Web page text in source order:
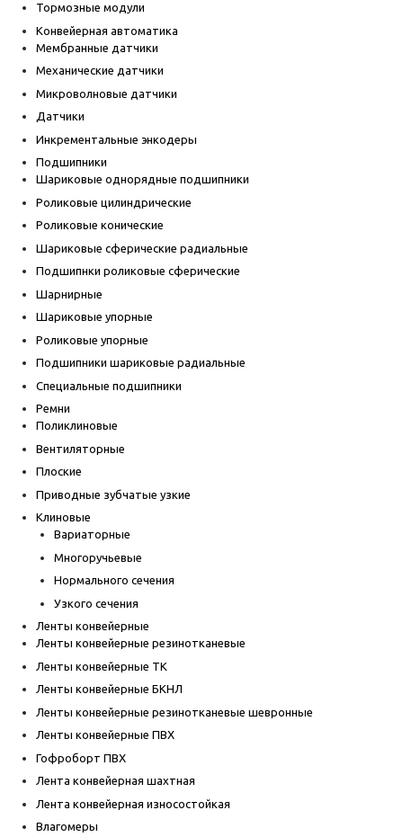
Тормозные модули
Конвейерная автоматика
Мембранные датчики
Механические датчики
Микроволновые датчики
Датчики
Инкрементальные энкодеры
Подшипники
Шариковые однорядные подшипники
Роликовые цилиндрические
Роликовые конические
Шариковые сферические радиальные
Подшипнки роликовые сферические
Шарнирные
Шариковые упорные
Роликовые упорные
Подшипники шариковые радиальные
Специальные подшипники
Ремни
Поликлиновые
Вентиляторные
Плоские
Приводные зубчатые узкие
Клиновые
Вариаторные
Многоручьевые
Нормального сечения
Узкого сечения
Ленты конвейерные
Ленты конвейерные резинотканевые
Ленты конвейерные ТК
Ленты конвейерные БКНЛ
Ленты конвейерные резинотканевые шевронные
Ленты конвейерные ПВХ
Гофроборт ПВХ
Лента конвейерная шахтная
Лента конвейерная износостойкая
Влагомеры